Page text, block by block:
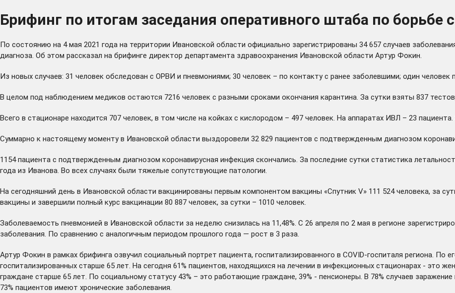
Брифинг по итогам заседания оперативного штаба по борьбе
По состоянию на 4 мая 2021 года на территории Ивановской области официально зарегистрированы 34 657 случаев
диагноза. Об этом рассказал на брифинге директор департамента здравоохранения Ивановской области Артур Фокин.
Из новых случаев: 31 человек обследован с ОРВИ и пневмониями; 30 человек – по контакту с ранее заболевшими; один человек
В целом под наблюдением медиков остаются 7216 человек с разными сроками окончания карантина. За сутки взяты 837
Всего в стационаре находится 707 человек, в том числе на койках с кислородом – 497 человек. На аппаратах ИВЛ – 23
Суммарно к настоящему моменту в Ивановской области выздоровели 32 829 пациентов с подтвержденным диагнозом
1154 пациента с подтвержденным диагнозом коронавирусная инфекция скончались. За последние сутки статистика
года из Иванова. Во всех случаях были тяжелые сопутствующие патологии.
На сегодняшний день в Ивановской области вакцинированы первым компонентом вакцины «Спутник V» 111 524 человека, за
вакцины и завершили полный курс вакцинации 80 887 человек, за сутки – 1010 человек.
Заболеваемость пневмонией в Ивановской области за неделю снизилась на 11,48%. С 26 апреля по 2 мая в регионе
заболевания. По сравнению с аналогичным периодом прошлого года — рост в 3 раза.
Артур Фокин в рамках брифинга озвучил социальный портрет пациента, госпитализированного в COVID-госпиталя региона. По
госпитализированных старше 65 лет. На сегодня 61% пациентов, находящихся на лечении в инфекционных стационарах - это
граждане старше 65 лет. По социальному статусу 43% – это работающие граждане, 39% - пенсионеры. В 78% случаев
73% пациентов имеют хронические заболевания.